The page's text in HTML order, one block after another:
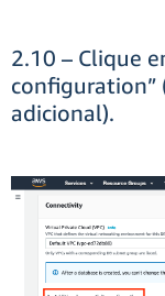
2.10 – Clique
configuration”
adicional).